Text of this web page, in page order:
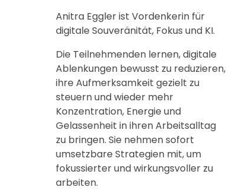
Anitra Eggler ist Vordenkerin für
digitale Souveränität, Fokus und KI.
Die Teilnehmenden lernen, digitale
Ablenkungen bewusst zu reduzieren,
ihre Aufmerksamkeit gezielt zu
steuern und wieder mehr
Konzentration, Energie und
Gelassenheit in ihren Arbeitsalltag
zu bringen. Sie nehmen sofort
umsetzbare Strategien mit, um
fokussierter und wirkungsvoller zu
arbeiten.